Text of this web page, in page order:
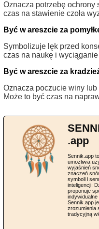
Oznacza potrzebę ochrony
czas na stawienie czoła
Być w areszcie za
Symbolizuje lęk przed
czas na naukę i
Być w areszcie za
Oznacza poczucie winy
Może to być czas na
.app
Sennik.app
umożliwia
wyjaśnień
znaczeń
symboli i
inteligencji:
proponuje
Sennik.app
zrozumienia
tradycyjną